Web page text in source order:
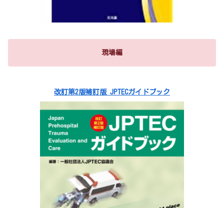
現場編
改訂第2版補訂版 JPTECガイドブック